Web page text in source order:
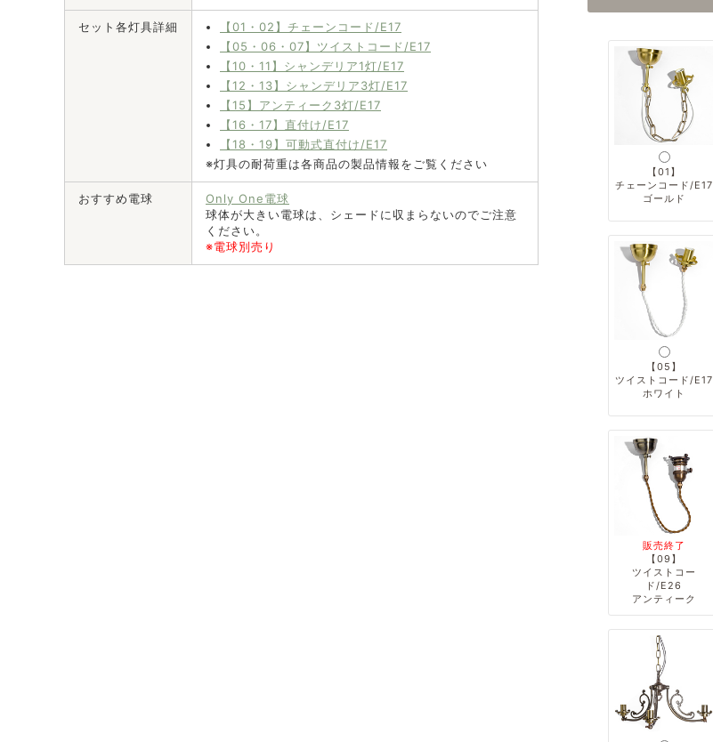
【01】
チェーンコード/E17
ゴールド
【05】
ツイストコード/E17
ホワイト
販売終了
【09】
ツイストコー
ド/E26
アンティーク
セット各灯具詳細
【01・02】チェーンコード/E17
【05・06・07】ツイストコード/E17
【10・11】シャンデリア1灯/E17
【12・13】シャンデリア3灯/E17
【15】アンティーク3灯/E17
【16・17】直付け/E17
【18・19】可動式直付け/E17
※灯具の耐荷重は各商品の製品情報をご覧ください
おすすめ電球
Only One電球
球体が大きい電球は、シェードに収まらないのでご注意
ください。
※電球別売り